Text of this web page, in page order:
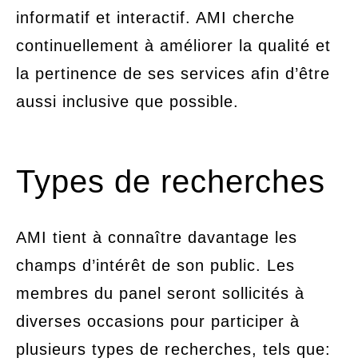
informatif et interactif. AMI cherche
continuellement à améliorer la qualité et
la pertinence de ses services afin d’être
aussi inclusive que possible.
Types de recherches
AMI tient à connaître davantage les
champs d’intérêt de son public. Les
membres du panel seront sollicités à
diverses occasions pour participer à
plusieurs types de recherches, tels que: